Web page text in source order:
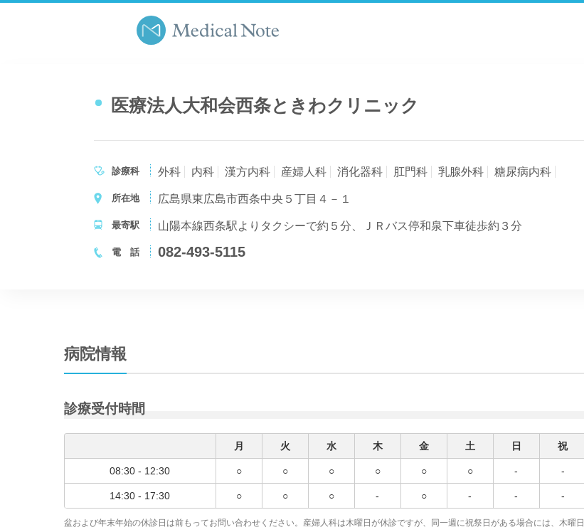
医療法人大和会西条ときわクリニック
診療科 外科 内科 漢方内科 産婦人科 消化器科 肛門科 乳腺外科 糖尿病内科
所在地 広島県東広島市西条中央５丁目４－１
最寄駅 山陽本線西条駅よりタクシーで約５分、ＪＲバス停和泉下車徒歩約３分
電 話 082-493-5115
病院情報
診療受付時間
月 火 水 木 金 土 日 祝
08:30 - 12:30 ○ ○ ○ ○ ○ ○ - -
14:30 - 17:30 ○ ○ ○ - ○ - - -
盆および年末年始の休診日は前もってお問い合わせください。産婦人科は木曜日が休診ですが、同一週に祝祭日がある場合には、木曜日